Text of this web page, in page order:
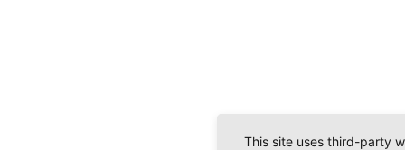
This site uses third-party